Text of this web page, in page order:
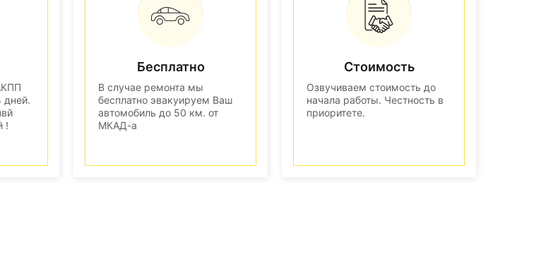
дней.
!
Бесплатно
В случае ремонта мы
бесплатно эвакуируем Ваш
автомобиль до 50 км. от
МКАД-а
Стоимость
Озвучиваем стоимость до
начала работы. Честность в
приоритете.